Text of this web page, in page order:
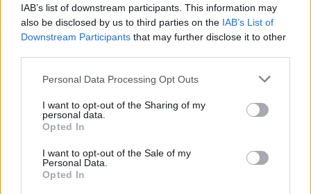
IAB’s list of downstream participants. This information may
also be disclosed by us to third parties on the IAB’s List of
Downstream Participants that may further disclose it to other
Please note that this website/app uses one or more Google
not limited to your visit or usage behaviour. You may click to
grant or deny consent to Google and its third-party tags to
use your data for below specified purposes in below Google
consent section.
Personal Data Processing Opt Outs
I want to opt-out of the Sharing of my
personal data.
Opted In
I want to opt-out of the Sale of my
Personal Data.
Opted In